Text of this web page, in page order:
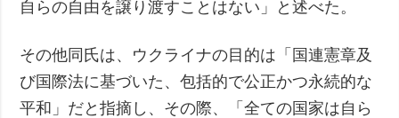
自らの自由を譲り渡すことはない」と述べた。
その他同氏は、ウクライナの目的は「国連憲章及
び国際法に基づいた、包括的で公正かつ永続的な
平和」だと指摘し、その際、「全ての国家は自ら